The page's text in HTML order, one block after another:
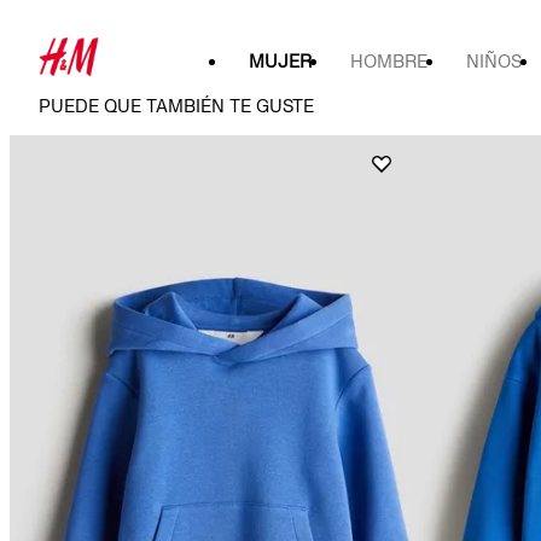
MUJER HOMBRE NIÑOS
PUEDE QUE TAMBIÉN TE GUSTE